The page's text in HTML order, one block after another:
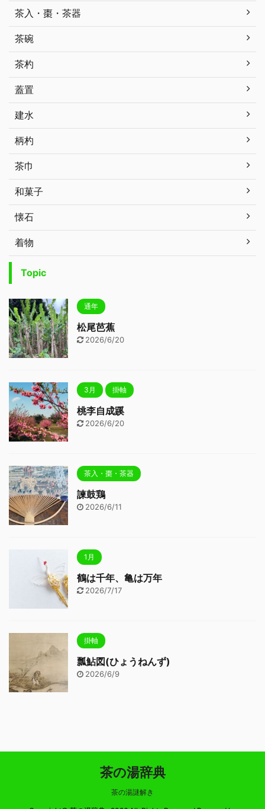
茶入・棗・茶器
茶碗
茶杓
蓋置
建水
柄杓
茶巾
和菓子
懐石
着物
Topic
通年
松尾芭蕉
2026/6/20
3月 掛軸
桃李自成蹊
2026/6/20
茶入・棗・茶器
諫鼓鶏
2026/6/11
1月
鶴は千年、亀は万年
2026/7/17
掛軸
瓢鮎図(ひょうねんず)
2026/6/9
茶の湯辞典
茶の湯謎解き